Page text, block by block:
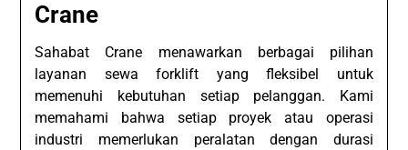
Crane
Sahabat Crane menawarkan berbagai pilihan
layanan sewa forklift yang fleksibel untuk
memenuhi kebutuhan setiap pelanggan. Kami
memahami bahwa setiap proyek atau operasi
industri memerlukan peralatan dengan durasi